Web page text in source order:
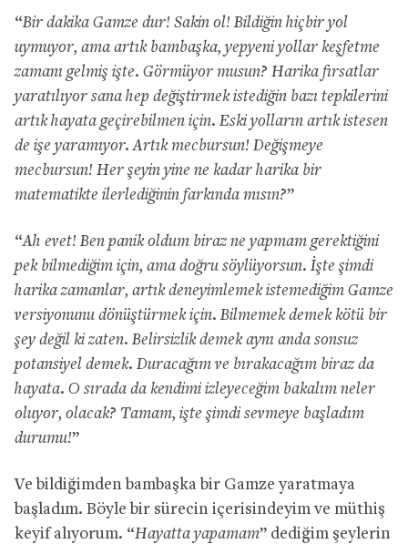
“Bir dakika Gamze dur! Sakin ol! Bildiğin hiçbir yol
uymuyor, ama artık bambaşka, yepyeni yollar keşfetme
zamanı gelmiş işte. Görmüyor musun? Harika fırsatlar
yaratılıyor sana hep değiştirmek istediğin bazı tepkilerini
artık hayata geçirebilmen için. Eski yolların artık istesen
de işe yaramıyor. Artık mecbursun! Değişmeye
mecbursun! Her şeyin yine ne kadar harika bir
matematikte ilerlediğinin farkında mısın?”
“Ah evet! Ben panik oldum biraz ne yapmam gerektiğini
pek bilmediğim için, ama doğru söylüyorsun. İşte şimdi
harika zamanlar, artık deneyimlemek istemediğim Gamze
versiyonunu dönüştürmek için. Bilmemek demek kötü bir
şey değil ki zaten. Belirsizlik demek aynı anda sonsuz
potansiyel demek. Duracağım ve bırakacağım biraz da
hayata. O sırada da kendimi izleyeceğim bakalım neler
oluyor, olacak? Tamam, işte şimdi sevmeye başladım
durumu!”
Ve bildiğimden bambaşka bir Gamze yaratmaya
başladım. Böyle bir sürecin içerisindeyim ve müthiş
keyif alıyorum. “Hayatta yapamam” dediğim şeylerin